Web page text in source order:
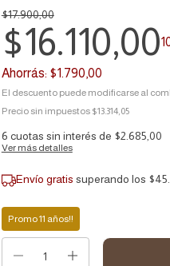
$17.900,00
$16.110,00
Ahorrás: $1.790,00
El descuento puede modificarse al
Precio sin impuestos $13.314,05
6 cuotas sin interés de $2.685,00
Ver más detalles
Envío gratis superando los
Promo 11 años!!